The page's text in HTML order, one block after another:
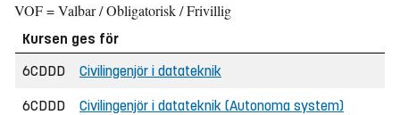
VOF = Valbar / Obligatorisk / Frivillig
Kursen ges för
6CDDD
Civilingenjör i datateknik
6CDDD Civilingenjör i datateknik (Autonoma system)